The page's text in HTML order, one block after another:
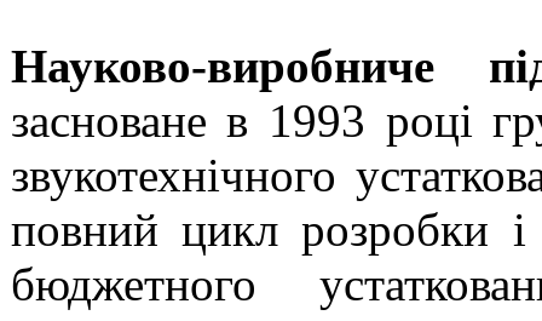
Науково-виробниче
засноване в 1993 році
звукотехнічного
повний цикл розробки і
бюджетного